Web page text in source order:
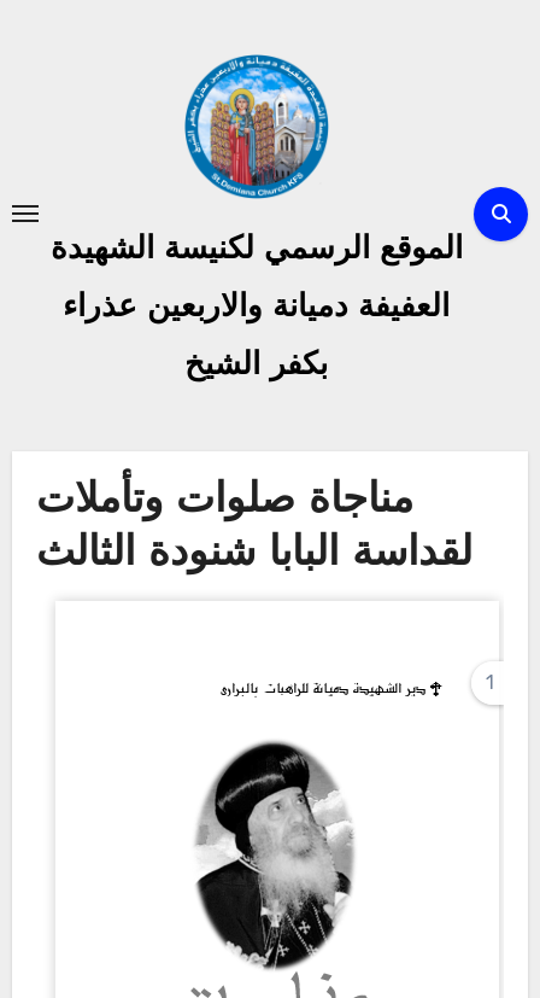
الموقع الرسمي لكنيسة الشهيدة
العفيفة دميانة والاربعين عذراء
بكفر الشيخ
مناجاة صلوات وتأملات
لقداسة البابا شنودة الثالث
1